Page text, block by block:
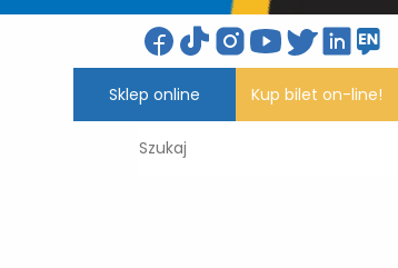
Sklep online Kup bilet on-line!